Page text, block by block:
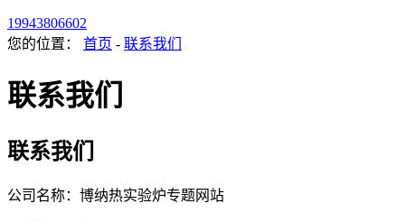
19943806602
您的位置： 首页 - 联系我们
联系我们
联系我们
公司名称：博纳热实验炉专题网站